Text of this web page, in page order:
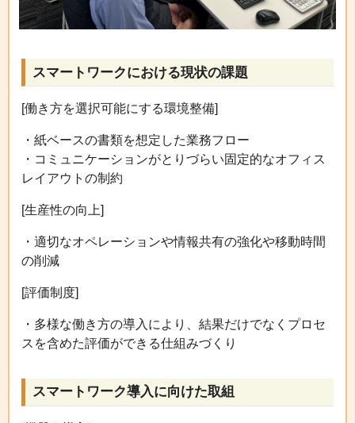
スマートワークにおける現状の課題
[働き方を選択可能にする環境整備]
・紙ベースの書類を想定した業務フロー
・コミュニケーションがとりづらい固定的なオフィス
レイアウトの制約
[生産性の向上]
・適切なオペレーションや情報共有の強化や移動時間
の削減
[評価制度]
・多様な働き方の導入により、結果だけでなくプロセ
スを含めた評価ができる仕組みづくり
スマートワーク導入に向けた取組